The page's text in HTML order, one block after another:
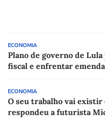
ECONOMIA
Plano de governo de
fiscal e enfrentar
ECONOMIA
O seu trabalho vai existir
respondeu a futurista